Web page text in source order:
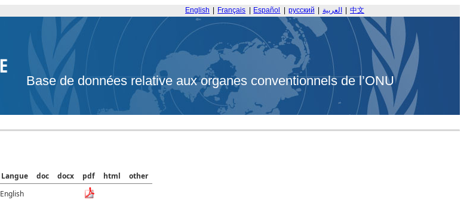
English Français Español русский العربية 中文
Base de données relative aux organes conventionnels de l’ONU
Langue doc docx pdf html
other
English